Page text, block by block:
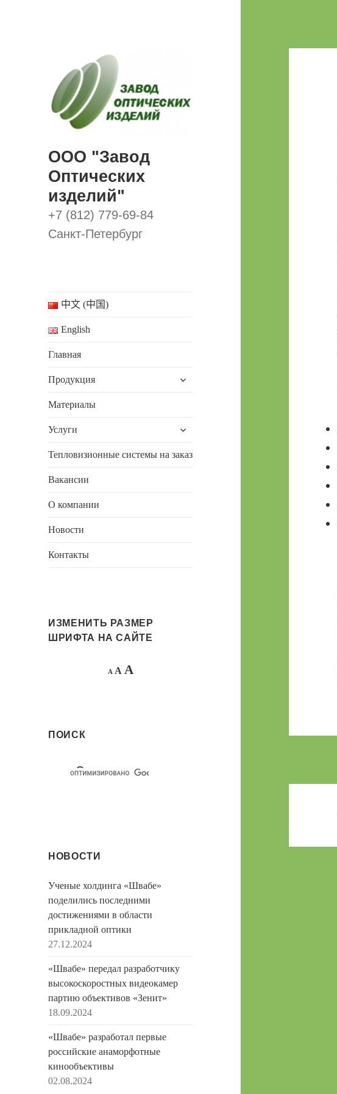
ООО "Завод
Оптических
изделий"
+7 (812) 779-69-84
Санкт-Петербург
中文 (中国)
English
Главная
Продукция
дочернее
Материалы
Услуги
дочернее
Тепловизионные системы на заказ
Вакансии
О компании
Новости
Контакты
ИЗМЕНИТЬ РАЗМЕР
ШРИФТА НА САЙТЕ
A
Decrease
font
A Reset
AIncrease
ПОИСК
НОВОСТИ
Ученые холдинга «Швабе»
поделились последними
достижениями в области
прикладной оптики
27.12.2024
«Швабе» передал разработчику
высокоскоростных видеокамер
партию объективов «Зенит»
18.09.2024
«Швабе» разработал первые
российские анаморфотные
кинообъективы
02.08.2024